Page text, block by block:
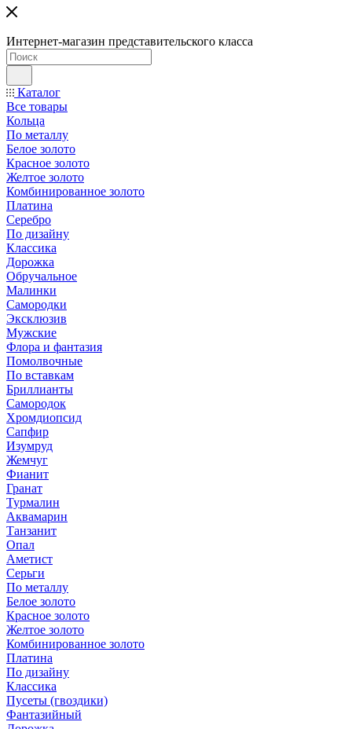
Интернет-магазин представительского класса
Каталог
Все товары
Кольца
По металлу
Белое золото
Красное золото
Желтое золото
Комбинированное золото
Платина
Серебро
По дизайну
Классика
Дорожка
Обручальное
Малинки
Самородки
Эксклюзив
Мужские
Флора и фантазия
Помолвочные
По вставкам
Бриллианты
Самородок
Хромдиопсид
Сапфир
Изумруд
Жемчуг
Фианит
Гранат
Турмалин
Аквамарин
Танзанит
Опал
Аметист
Серьги
По металлу
Белое золото
Красное золото
Желтое золото
Комбинированное золото
Платина
По дизайну
Классика
Пусеты (гвоздики)
Фантазийный